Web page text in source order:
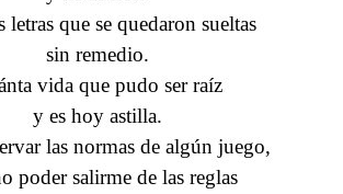
letras que se quedaron sueltas
sin remedio.
vida que pudo ser raíz
y es hoy astilla.
las normas de algún juego,
poder salirme de las reglas